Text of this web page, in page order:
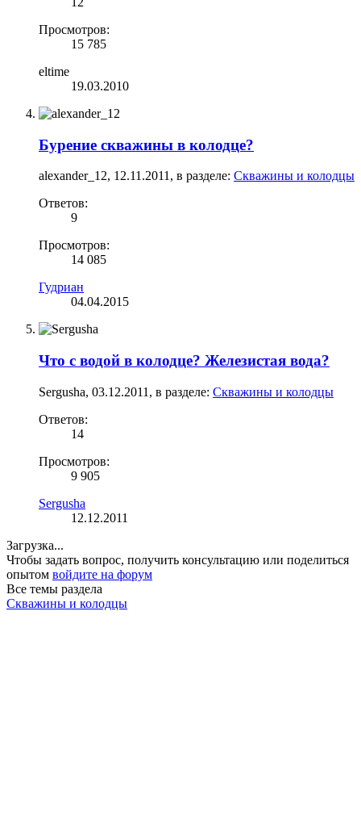
Просмотров:
15 785
eltime
19.03.2010
Бурение скважины в колодце?
alexander_12, 12.11.2011 , в разделе: Скважины и колодцы
Ответов:
9
Просмотров:
14 085
Гудриан
04.04.2015
Что с водой в колодце? Железистая вода?
Sergusha, 03.12.2011 , в разделе: Скважины и колодцы
Ответов:
14
Просмотров:
9 905
Sergusha
12.12.2011
Загрузка...
Чтобы задать вопрос, получить консультацию или поделиться
опытом войдите на форум
Все темы раздела
Скважины и колодцы